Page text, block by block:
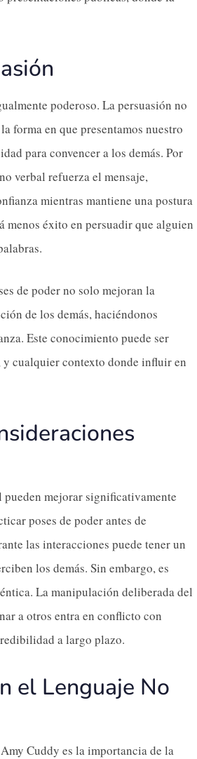
poderoso. La persuasión no
forma en que presentamos nuestro
para convencer a los demás. Por
verbal refuerza el mensaje,
mientras mantiene una postura
éxito en persuadir que alguien
de poder no solo mejoran la
de los demás, haciéndonos
Este conocimiento puede ser
cualquier contexto donde influir en
mejorar significativamente
poses de poder antes de
las interacciones puede tener un
los demás. Sin embargo, es
La manipulación deliberada del
a otros entra en conflicto con
a largo plazo.
el Lenguaje No
Cuddy es la importancia de la